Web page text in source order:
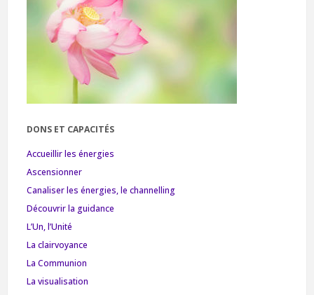
DONS ET CAPACITÉS
Accueillir les énergies
Ascensionner
Canaliser les énergies, le channelling
Découvrir la guidance
L’Un, l’Unité
La clairvoyance
La Communion
La visualisation